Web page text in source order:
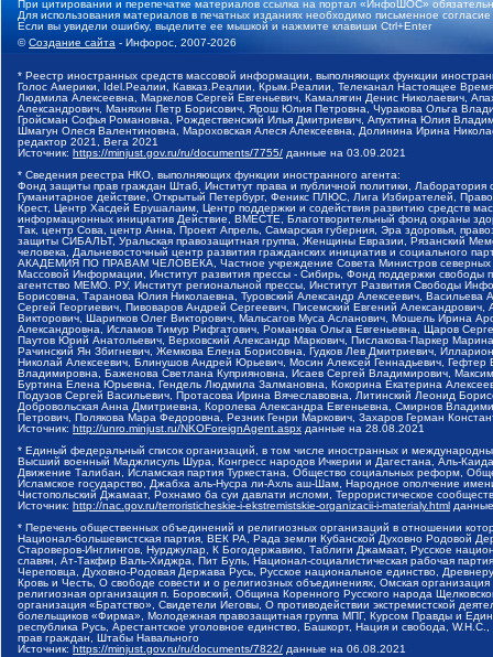
При цитировании и перепечатке материалов ссылка на портал «ИнфоШОС»
Для использования материалов в печатных изданиях необходимо письменное
Если вы увидели ошибку, выделите ее мышкой и нажмите клавиши Ctrl+Enter
©Создание сайта - Инфорос, 2007-2026
* Реестр иностранных средств массовой информации, выполняющих функции
Голос Америки, Idel.Реалии, Кавказ.Реалии, Крым.Реалии, Телеканал Настоящее
Людмила Алексеевна, Маркелов Сергей Евгеньевич, Камалягин Денис Николаевич,
Александрович, Маняхин Петр Борисович, Ярош Юлия Петровна, Чуракова Ольга
Гройсман Софья Романовна, Рождественский Илья Дмитриевич, Апухтина Юлия
Шмагун Олеся Валентиновна, Мароховская Алеся Алексеевна, Долинина Ирина
редактор 2021, Вега 2021
Источник: https://minjust.gov.ru/ru/documents/7755/ данные на 03.09.2021
* Сведения реестра НКО, выполняющих функции иностранного агента:
Фонд защиты прав граждан Штаб, Институт права и публичной политики,
Гуманитарное действие, Открытый Петербург, Феникс ПЛЮС, Лига Избирателей,
Крест, Центр Хасдей Ерушалаим, Центр поддержки и содействия развитию средств
информационных инициатив Действие, ВМЕСТЕ, Благотворительный фонд охраны
Так, центр Сова, центр Анна, Проект Апрель, Самарская губерния, Эра здоровья,
защиты СИБАЛЬТ, Уральская правозащитная группа, Женщины Евразии, Рязанский
человека, Дальневосточный центр развития гражданских инициатив и социального
АКАДЕМИЯ ПО ПРАВАМ ЧЕЛОВЕКА, Частное учреждение Совета Министров северных
Массовой Информации, Институт развития прессы - Сибирь, Фонд поддержки
агентство МЕМО. РУ, Институт региональной прессы, Институт Развития Свободы
Борисовна, Таранова Юлия Николаевна, Туровский Александр Алексеевич,
Сергей Георгиевич, Пивоваров Андрей Сергеевич, Писемский Евгений
Викторович, Шарипков Олег Викторович, Мальсагов Муса Асланович, Мошель Ирина
Александровна, Исламов Тимур Рифгатович, Романова Ольга Евгеньевна, Щаров
Паутов Юрий Анатольевич, Верховский Александр Маркович, Пислакова-Паркер
Рачинский Ян Збигневич, Жемкова Елена Борисовна, Гудков Лев Дмитриевич,
Николай Алексеевич, Блинушов Андрей Юрьевич, Мосин Алексей Геннадьевич,
Владимировна, Баженова Светлана Куприяновна, Исаев Сергей Владимирович,
Буртина Елена Юрьевна, Гендель Людмила Залмановна, Кокорина Екатерина
Подузов Сергей Васильевич, Протасова Ирина Вячеславовна, Литинский Леонид
Добровольская Анна Дмитриевна, Королева Александра Евгеньевна, Смирнов
Петрович, Полякова Мара Федоровна, Резник Генри Маркович, Захаров Герман
Источник: http://unro.minjust.ru/NKOForeignAgent.aspx данные на 28.08.2021
* Единый федеральный список организаций, в том числе иностранных и
Высший военный Маджлисуль Шура, Конгресс народов Ичкерии и Дагестана, Аль-
Движение Талибан, Исламская партия Туркестана, Общество социальных реформ,
Исламское государство, Джабха аль-Нусра ли-Ахль аш-Шам, Народное ополчение
Чистопольский Джамаат, Рохнамо ба суи давлати исломи, Террористическое
Источник: http://nac.gov.ru/terroristicheskie-i-ekstremistskie-organizacii-i-materialy.html
* Перечень общественных объединений и религиозных организаций в отношении
Национал-большевистская партия, ВЕК РА, Рада земли Кубанской Духовно Родовой
Староверов-Инглингов, Нурджулар, К Богодержавию, Таблиги Джамаат, Русское
славян, Ат-Такфир Валь-Хиджра, Пит Буль, Национал-социалистическая рабочая
Череповца, Духовно-Родовая Держава Русь, Русское национальное единство,
Кровь и Честь, О свободе совести и о религиозных объединениях, Омская
религиозная организация п. Боровский, Община Коренного Русского народа
организация «Братство», Свидетели Иеговы, О противодействии экстремистской
болельщиков «Фирма», Молодежная правозащитная группа МПГ, Курсом Правды и
республика Русь, Арестантское уголовное единство, Башкорт, Нация и свобода,
прав граждан, Штабы Навального
Источник: https://minjust.gov.ru/ru/documents/7822/ данные на 06.08.2021